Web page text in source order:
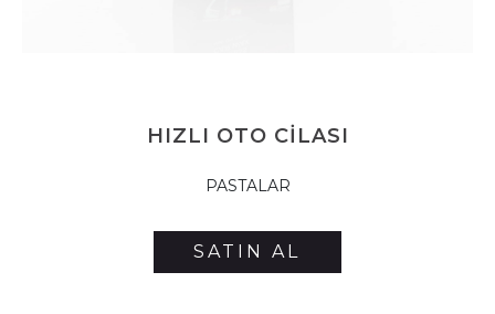
HIZLI OTO CİLASI
PASTALAR
SATIN AL